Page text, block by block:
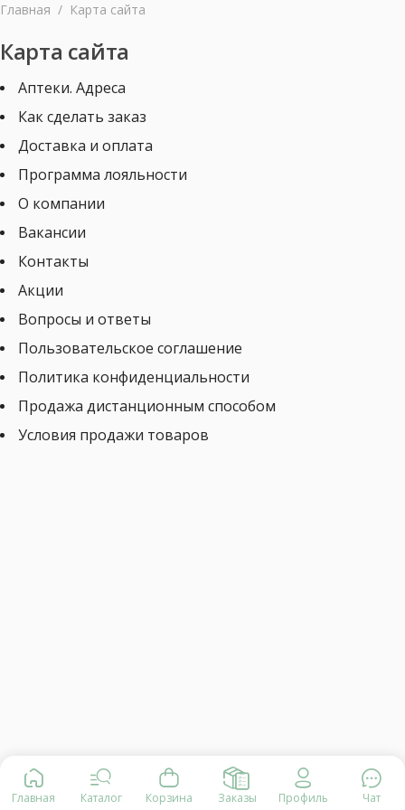
Главная / Карта сайта
Карта сайта
Аптеки. Адреса
Как сделать заказ
Доставка и оплата
Программа лояльности
О компании
Вакансии
Контакты
Акции
Вопросы и ответы
Пользовательское соглашение
Политика конфиденциальности
Продажа дистанционным способом
Условия продажи товаров
Главная Каталог Корзина Заказы Профиль Чат